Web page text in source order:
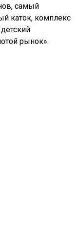
самый
каток, комплекс
рынок».